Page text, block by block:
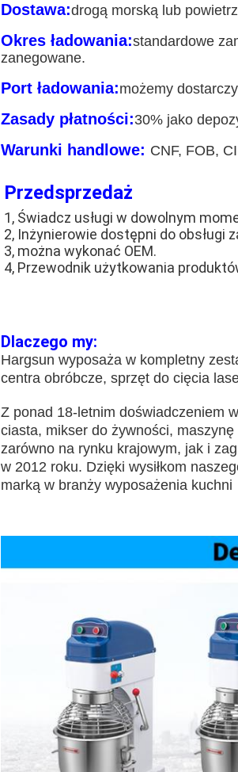
Dostawa:drogą morską lub
Okres ładowania:standardowe
zanegowane.
Port ładowania:możemy
Zasady płatności:30% jako
Warunki handlowe: CNF, FOB,
Przedsprzedaż
1, Świadcz usługi w dowolnym
2, Inżynierowie dostępni do obsługi
3, można wykonać OEM.
4, Przewodnik użytkowania
Dlaczego my:
Hargsun wyposaża w kompletny
centra obróbcze, sprzęt do cięcia
Z ponad 18-letnim doświadczeniem
ciasta, mikser do żywności,
zarówno na rynku krajowym, jak i
w 2012 roku. Dzięki wysiłkom
marką w branży wyposażenia kuchni